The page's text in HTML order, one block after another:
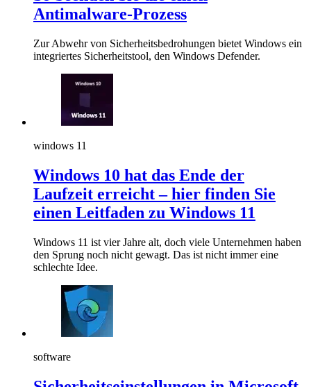
Antimalware-Prozess
Zur Abwehr von Sicherheitsbedrohungen bietet Windows ein
integriertes Sicherheitstool, den Windows Defender.
windows 11
Windows 10 hat das Ende der
Laufzeit erreicht – hier finden Sie
einen Leitfaden zu Windows 11
Windows 11 ist vier Jahre alt, doch viele Unternehmen haben
den Sprung noch nicht gewagt. Das ist nicht immer eine
schlechte Idee.
software